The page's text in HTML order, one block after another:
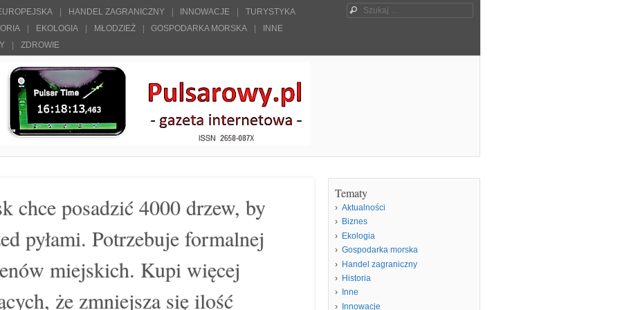
HANDEL ZAGRANICZNY INNOWACJE
TURYSTYKA
EKOLOGIA MŁODZIEŻ GOSPODARKA MORSKA
INNE
ZDROWIE
Szukaj
chce posadzić 4000 drzew, by
pyłami. Potrzebuje formalnej
miejskich. Kupi więcej
że zmniejsza się ilość
Tematy
Aktualności
Biznes
Ekologia
Gospodarka morska
Handel zagraniczny
Historia
Inne
Innowacje